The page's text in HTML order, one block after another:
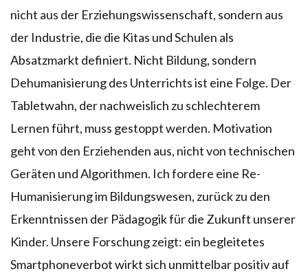
nicht aus der Erziehungswissenschaft, sondern aus
der Industrie, die die Kitas und Schulen als
Absatzmarkt definiert. Nicht Bildung, sondern
Dehumanisierung des Unterrichts ist eine Folge. Der
Tabletwahn, der nachweislich zu schlechterem
Lernen führt, muss gestoppt werden. Motivation
geht von den Erziehenden aus, nicht von technischen
Geräten und Algorithmen. Ich fordere eine Re-
Humanisierung im Bildungswesen, zurück zu den
Erkenntnissen der Pädagogik für die Zukunft unserer
Kinder. Unsere Forschung zeigt: ein begleitetes
Smartphoneverbot wirkt sich unmittelbar positiv auf